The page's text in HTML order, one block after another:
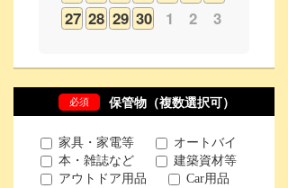
必須 保管物（複数選択可）
家具・家電等
オートバイ
本・雑誌など
建築資材等
アウトドア用品
Car用品